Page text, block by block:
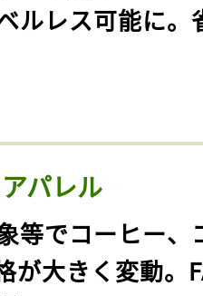
ルレス可能に。
パレル
等でコーヒー、
が大きく変動。